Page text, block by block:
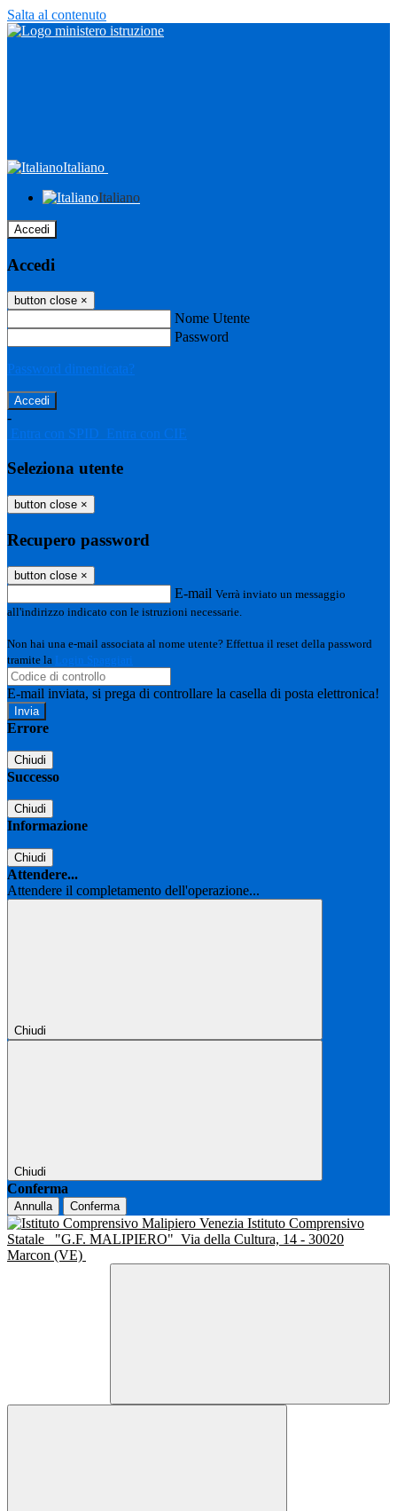
Salta al contenuto
Italiano
Italiano
Accedi
Accedi
button close ×
Nome Utente
Password
Password dimenticata?
-
Entra con SPID
Entra con CIE
Seleziona utente
button close ×
Recupero password
button close ×
E-mail Verrà inviato un messaggio
all'indirizzo indicato con le istruzioni necessarie.
Non hai una e-mail associata al nome utente? Effettua il reset della password
tramite la Login Spaggiari
E-mail inviata, si prega di controllare la casella di posta elettronica!
Errore
Chiudi
Successo
Chiudi
Informazione
Chiudi
Attendere...
Attendere il completamento dell'operazione...
Chiudi
Chiudi
Conferma
Annulla Conferma
Istituto Comprensivo
Statale
"G.F. MALIPIERO" Via della Cultura, 14 - 30020
Marcon (VE)